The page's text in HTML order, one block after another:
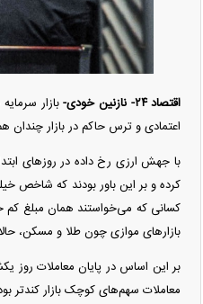
اقتصاد ۲۴- نازنین خودی-
بازار
اعتمادی و ترس حاکم در بازار چندان
با جهش ارزی رخ داده در روز‌های
کرده و بر این باور بودند که شاخص
کسانی که می‌خواستند همان مبلغ کم
بازار‌های موازی چون طلا و مسکن،
معاملات سهم‌های کوچک بازار کندتر بود و شاخص هم‌وزن با
میلی‌آمپرساعتی